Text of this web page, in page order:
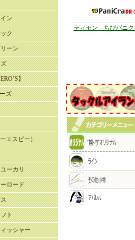
ン
ク
ーン
】
ズ
エスピー）
ーカリ
ロード
ト
ッシャー
ティモン ちびパニク